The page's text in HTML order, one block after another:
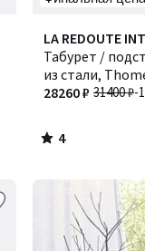
LA REDOUTE
Табурет /
из стали,
31400 ₽-
28260 ₽
4
/
5
4
/